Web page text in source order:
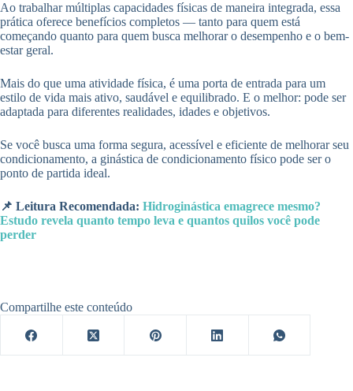
Ao trabalhar múltiplas capacidades físicas de maneira integrada, essa
prática oferece benefícios completos — tanto para quem está
começando quanto para quem busca melhorar o desempenho e o bem-
estar geral.
Mais do que uma atividade física, é uma porta de entrada para um
estilo de vida mais ativo, saudável e equilibrado. E o melhor: pode ser
adaptada para diferentes realidades, idades e objetivos.
Se você busca uma forma segura, acessível e eficiente de melhorar seu
condicionamento, a ginástica de condicionamento físico pode ser o
ponto de partida ideal.
📌 Leitura Recomendada: Hidroginástica emagrece mesmo?
Estudo revela quanto tempo leva e quantos quilos você pode
perder
Compartilhe este conteúdo